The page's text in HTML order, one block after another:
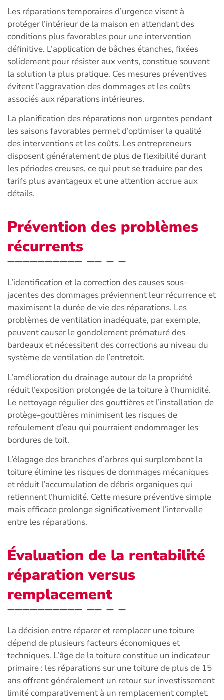
Les réparations temporaires d’urgence visent à
protéger l’intérieur de la maison en attendant des
conditions plus favorables pour une intervention
définitive. L’application de bâches étanches, fixées
solidement pour résister aux vents, constitue souvent
la solution la plus pratique. Ces mesures préventives
évitent l’aggravation des dommages et les coûts
associés aux réparations intérieures.
La planification des réparations non urgentes pendant
les saisons favorables permet d’optimiser la qualité
des interventions et les coûts. Les entrepreneurs
disposent généralement de plus de flexibilité durant
les périodes creuses, ce qui peut se traduire par des
tarifs plus avantageux et une attention accrue aux
détails.
Prévention des problèmes
récurrents
L’identification et la correction des causes sous-
jacentes des dommages préviennent leur récurrence et
maximisent la durée de vie des réparations. Les
problèmes de ventilation inadéquate, par exemple,
peuvent causer le gondolement prématuré des
bardeaux et nécessitent des corrections au niveau du
système de ventilation de l’entretoit.
L’amélioration du drainage autour de la propriété
réduit l’exposition prolongée de la toiture à l’humidité.
Le nettoyage régulier des gouttières et l’installation de
protège-gouttières minimisent les risques de
refoulement d’eau qui pourraient endommager les
bordures de toit.
L’élagage des branches d’arbres qui surplombent la
toiture élimine les risques de dommages mécaniques
et réduit l’accumulation de débris organiques qui
retiennent l’humidité. Cette mesure préventive simple
mais efficace prolonge significativement l’intervalle
entre les réparations.
Évaluation de la rentabilité
réparation versus
remplacement
La décision entre réparer et remplacer une toiture
dépend de plusieurs facteurs économiques et
techniques. L’âge de la toiture constitue un indicateur
primaire : les réparations sur une toiture de plus de 15
ans offrent généralement un retour sur investissement
limité comparativement à un remplacement complet.